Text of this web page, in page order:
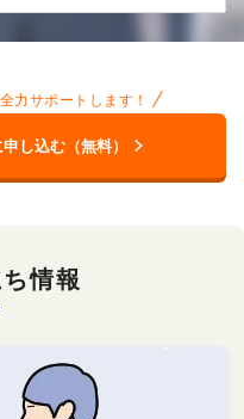
力サポートします！
し込む（無料）
情報